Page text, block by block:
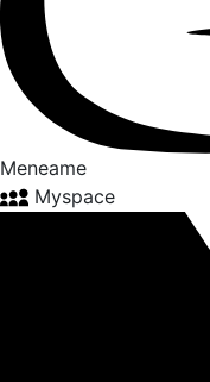
Meneame
Myspace